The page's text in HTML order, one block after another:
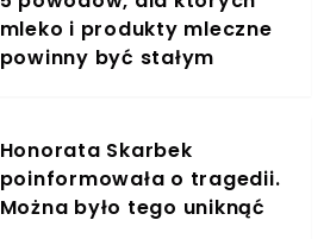
mleko i produkty mleczne
powinny być stałym
Honorata Skarbek
poinformowała o tragedii.
Można było tego uniknąć